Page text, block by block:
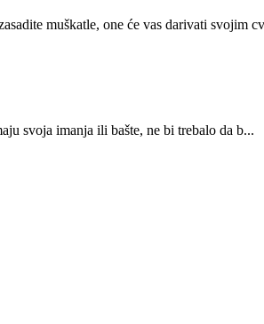
muškatle, one će vas darivati svojim
svoja imanja ili bašte, ne bi trebalo da b...